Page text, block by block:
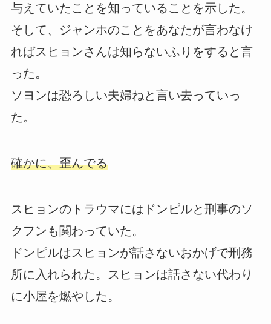
与えていたことを知っていることを示した。
そして、ジャンホのことをあなたが言わなけ
ればスヒョンさんは知らないふりをすると言
った。
ソヨンは恐ろしい夫婦ねと言い去っていっ
た。
確かに、歪んでる
スヒョンのトラウマにはドンピルと刑事のソ
クフンも関わっていた。
ドンピルはスヒョンが話さないおかげで刑務
所に入れられた。スヒョンは話さない代わり
に小屋を燃やした。